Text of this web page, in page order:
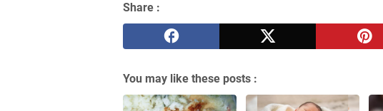
Share :
You may like these posts :